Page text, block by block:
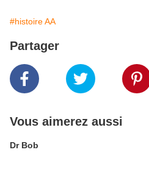
#histoire AA
Partager
Vous aimerez aussi
Dr Bob